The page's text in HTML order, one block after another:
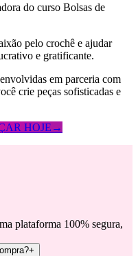
do curso Bolsas de
pelo crochê e ajudar
e gratificante.
em parceria com
crie peças sofisticadas e
HOJE →
plataforma 100% segura,
+